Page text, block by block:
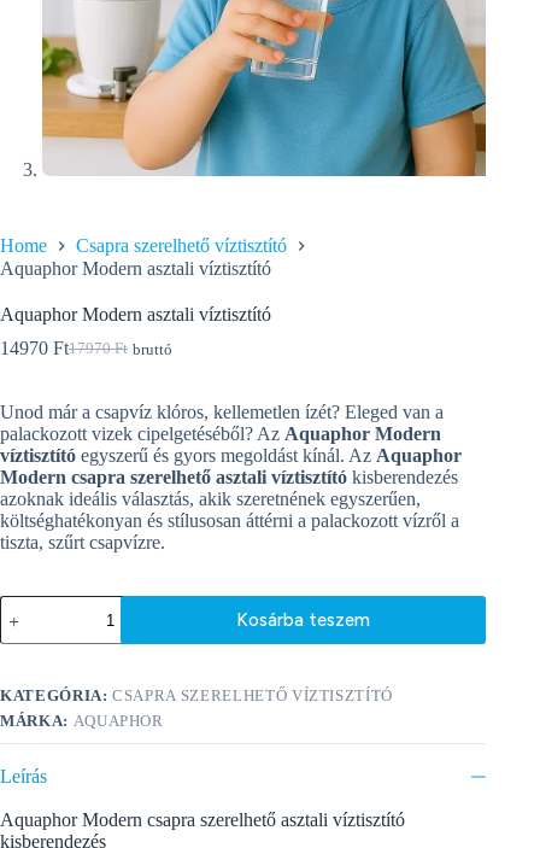
Home
Csapra szerelhető víztisztító
Aquaphor Modern asztali víztisztító
Aquaphor Modern asztali víztisztító
17970Ft
Original
was:
17970 Ft.
14970 FtCurrent
is:
14970 Ft.
bruttó
Unod már a csapvíz klóros, kellemetlen ízét? Eleged van a
palackozott vizek cipelgetéséből? Az Aquaphor Modern
víztisztító egyszerű és gyors megoldást kínál. Az Aquaphor
Modern csapra szerelhető asztali víztisztító kisberendezés
azoknak ideális választás, akik szeretnének egyszerűen,
költséghatékonyan és stílusosan áttérni a palackozott vízről a
tiszta, szűrt csapvízre.
Aquaphor
Modern
asztali
mennyiség
Kosárba teszem
t
e
r
a
i
KATEGÓRIA:CSAPRA SZERELHETŐ VÍZTISZTÍTÓ
MÁRKA: AQUAPHOR
Leírás
Aquaphor Modern csapra szerelhető asztali víztisztító
kisberendezés